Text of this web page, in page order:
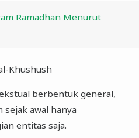
Ramadhan Menurut
Khushush
berbentuk general,
sejak awal hanya
entitas saja.